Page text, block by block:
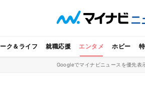
ク＆ライフ 就職応援 エンタメ ホビー
Googleでマイナビニュースを優先表